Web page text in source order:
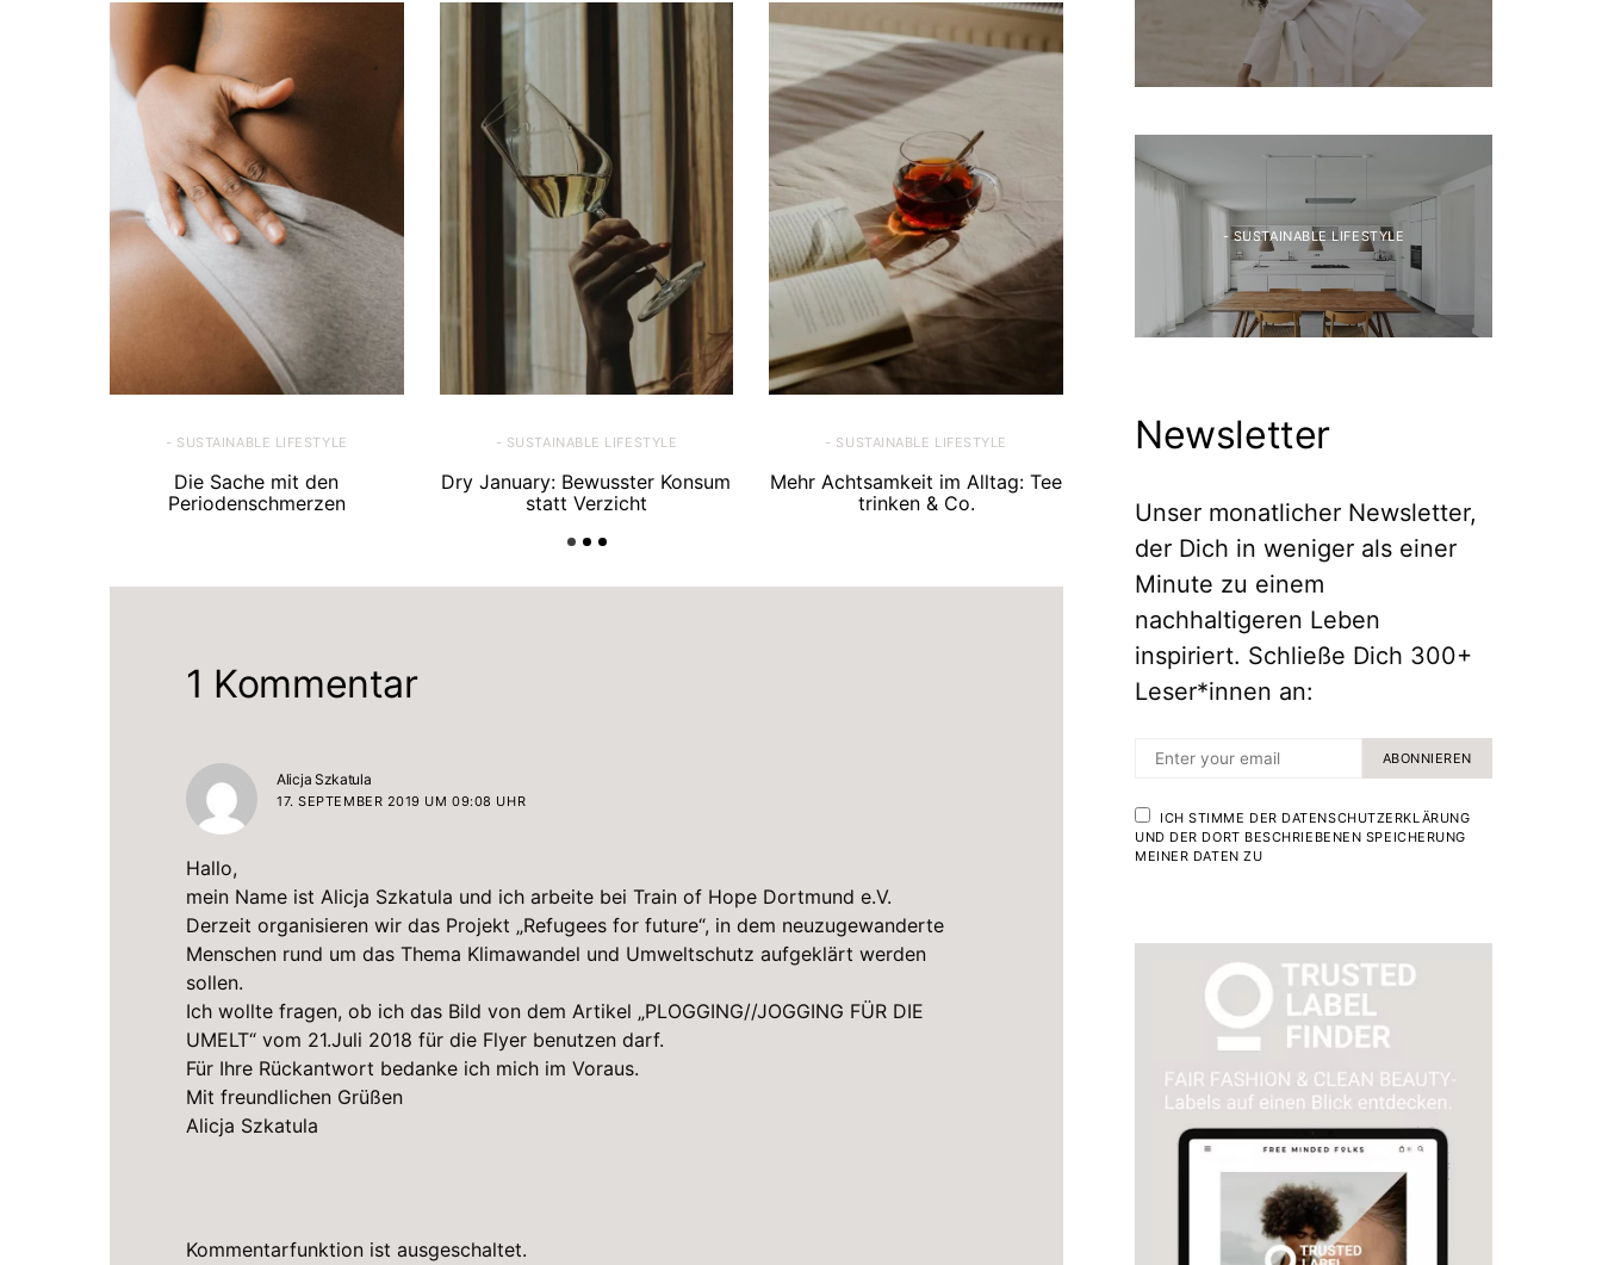
- SUSTAINABLE LIFESTYLE
Die Sache mit den
Periodenschmerzen
- SUSTAINABLE LIFESTYLE
Dry January: Bewusster Konsum
statt Verzicht
- SUSTAINABLE LIFESTYLE
Mehr Achtsamkeit im Alltag: Tee
trinken & Co.
- SUSTAINABLE LIFESTYLE
solltet Ihr achten
Einrichten,
1 Kommentar
Alicja Szkatula
17. SEPTEMBER 2019 UM 09:08 UHR
Hallo,
mein Name ist Alicja Szkatula und ich arbeite bei Train of Hope Dortmund e.V.
Derzeit organisieren wir das Projekt „Refugees for future“, in dem neuzugewanderte
Menschen rund um das Thema Klimawandel und Umweltschutz aufgeklärt werden
sollen.
Ich wollte fragen, ob ich das Bild von dem Artikel „PLOGGING//JOGGING FÜR DIE
UMELT“ vom 21.Juli 2018 für die Flyer benutzen darf.
Für Ihre Rückantwort bedanke ich mich im Voraus.
Mit freundlichen Grüßen
Alicja Szkatula
Kommentarfunktion ist ausgeschaltet.
- SUSTAINABLE LIFESTYLE
Newsletter
Unser monatlicher Newsletter,
der Dich in weniger als einer
Minute zu einem
nachhaltigeren Leben
inspiriert. Schließe Dich 300+
Leser*innen an:
ABONNIEREN
ICH STIMME DER DATENSCHUTZERKLÄRUNG
UND DER DORT BESCHRIEBENEN SPEICHERUNG
MEINER DATEN ZU